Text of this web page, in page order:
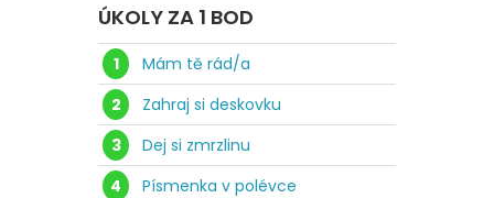
ÚKOLY ZA 1 BOD
1
Mám tě rád/a
2
Zahraj si deskovku
3
Dej si zmrzlinu
4
Písmenka v polévce